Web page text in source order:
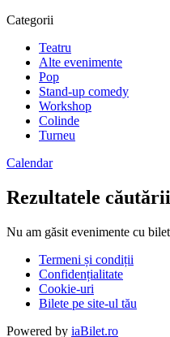
Categorii
Teatru
Alte evenimente
Pop
Stand-up comedy
Workshop
Colinde
Turneu
Calendar
Rezultatele
Nu am găsit evenimente cu
Termeni și condiții
Confidențialitate
Cookie-uri
Bilete pe site-ul tău
Powered by iaBilet.ro